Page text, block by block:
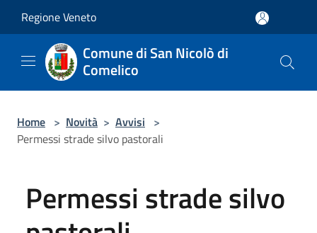
Regione Veneto
Comune di San Nicolò di
Comelico
Home > Novità > Avvisi >
Permessi strade silvo pastorali
Permessi strade silvo